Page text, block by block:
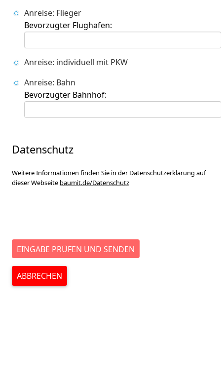
Anreise: Flieger
Bevorzugter Flughafen:
Anreise: individuell mit PKW
Anreise: Bahn
Bevorzugter Bahnhof:
Datenschutz
Weitere Informationen finden Sie in der Datenschutzerklärung auf
dieser Webseite baumit.de/Datenschutz
EINGABE PRÜFEN UND SENDEN
ABBRECHEN